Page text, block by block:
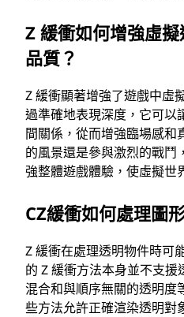
Z 緩衝如何增強虛
品質？
Z 緩衝顯著增強了遊戲中虛
過準確地表現深度，它可以
間關係，從而增強臨場感和
的風景還是參與激烈的戰鬥
強整體遊戲體驗，使虛擬世
CZ緩衝如何處理圖
Z 緩衝在處理透明物件時可
的 Z 緩衝方法本身並不支
混合和與順序無關的透明度
些方法允許正確渲染透明對